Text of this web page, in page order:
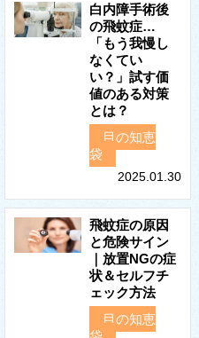
白内障手術後
の飛蚊症…
「もう我慢し
なくてい
い？」試す価
値のある対策
とは？
目の知恵
袋
2025.01.30
飛蚊症の原因
と危険サイン
｜放置NGの症
状＆セルフチ
ェック方法
目の知恵